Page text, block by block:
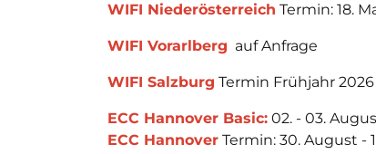
WIFI Niederösterreich Termin: 18.
WIFI Vorarlberg auf Anfrage
WIFI Salzburg Termin Frühjahr
ECC Hannover Basic: 02. - 03.
ECC Hannover Termin: 30. August -